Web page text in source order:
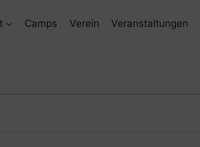
Camps Verein Veranstaltungen